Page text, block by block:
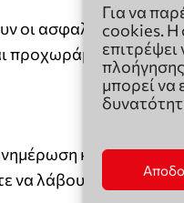
Για να
cookies. Η
μπορεί να